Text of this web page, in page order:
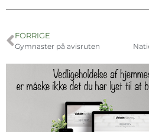
FORRIGE
Gymnaster på avisruten